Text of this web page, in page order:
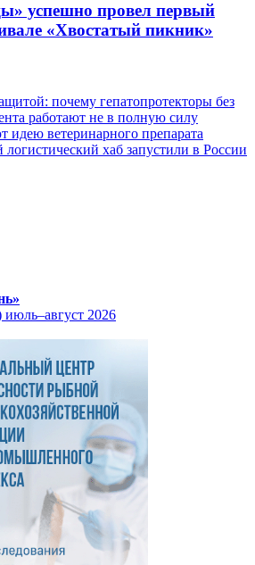
успешно провел первый
«Хвостатый пикник»
почему гепатопротекторы без
работают не в полную силу
ветеринарного препарата
хаб запустили в России
2026